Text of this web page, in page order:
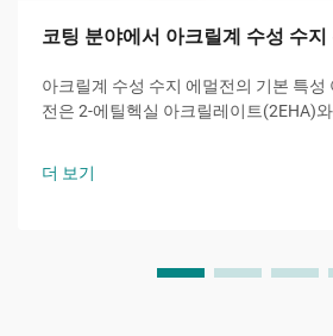
코팅 분야에서 아크릴계 수성 수
아크릴계 수성 수지 에멀전의 기본 특성
전은 2-에틸헥실 아크릴레이트(2EHA)
온도를 낮추어 우수한 내후성과 유연성
더 보기